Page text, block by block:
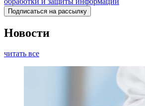
Новости
читать все